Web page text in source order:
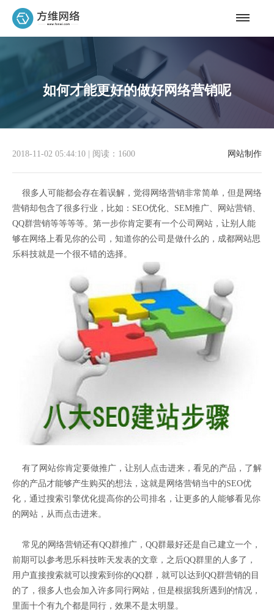
如何才能更好的做好网络营销呢
网站制作
2018-11-02 05:44:10 阅读：1600
很多人可能都会存在着误解，觉得网络营销非常简单，但是网络
营销却包含了很多行业，比如：SEO优化、SEM推广、网站营销、
QQ群营销等等等等。第一步你肯定要有一个公司网站，让别人能
够在网络上看见你的公司，知道你的公司是做什么的，成都网站思
乐科技就是一个很不错的选择。
有了网站你肯定要做推广，让别人点击进来，看见的产品，了解
你的产品才能够产生购买的想法，这就是网络营销当中的SEO优
化，通过搜索引擎优化提高你的公司排名，让更多的人能够看见你
的网站，从而点击进来。
常见的网络营销还有QQ群推广，QQ群最好还是自己建立一个，
前期可以参考思乐科技昨天发表的文章，之后QQ群里的人多了，
用户直接搜索就可以搜索到你的QQ群，就可以达到QQ群营销的目
的了，很多人也会加入许多同行网站，但是根据我所遇到的情况，
里面十个有九个都是同行，效果不是太明显。